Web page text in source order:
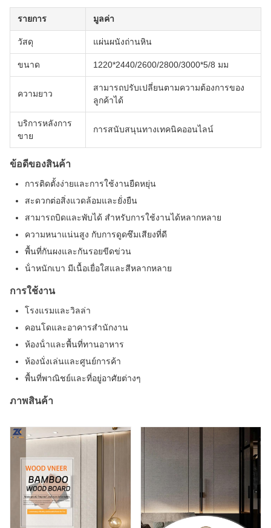
รายการ มูลค่า
วัสดุ แผ่นผนังถ่านหิน
ขนาด 1220*2440/2600/2800/3000*5/8 มม
ความยาว
สามารถปรับเปลี่ยนตามความต้องการของ
ลูกค้าได้
บริการหลังการ
ขาย
การสนับสนุนทางเทคนิคออนไลน์
ข้อดีของสินค้า
การติดตั้งง่ายและการใช้งานยืดหยุ่น
สะดวกต่อสิ่งแวดล้อมและยั่งยืน
สามารถบิดและพับได้ สําหรับการใช้งานได้หลากหลาย
ความหนาแน่นสูง กับการดูดซึมเสียงที่ดี
พื้นที่กันผงและกันรอยขีดข่วน
น้ําหนักเบา มีเนื้อเยื่อใสและสีหลากหลาย
การใช้งาน
โรงแรมและวิลล่า
คอนโดและอาคารสํานักงาน
ห้องน้ําและพื้นที่ทานอาหาร
ห้องนั่งเล่นและศูนย์การค้า
พื้นที่พาณิชย์และที่อยู่อาศัยต่างๆ
ภาพสินค้า